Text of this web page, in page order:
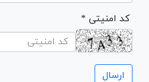
* کد امنیتی